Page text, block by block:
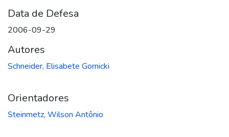
Data de Defesa
2006-09-29
Autores
Schneider, Elisabete Gornicki
Orientadores
Steinmetz, Wilson Antônio